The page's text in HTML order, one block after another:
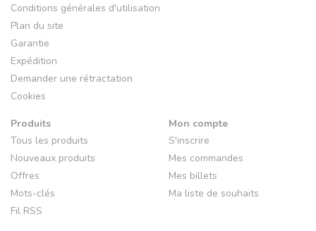
Conditions générales d'utilisation
Plan du site
Garantie
Expédition
Demander une rétractation
Cookies
Produits
Tous les produits
Nouveaux produits
Offres
Mots-clés
Fil RSS
Mon compte
S'inscrire
Mes commandes
Mes billets
Ma liste de souhaits